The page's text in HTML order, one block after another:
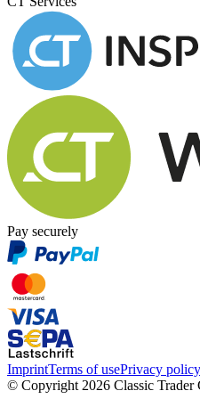
Pay securely
ImprintTerms of usePrivacy policy
© Copyright 2026 Classic Trader